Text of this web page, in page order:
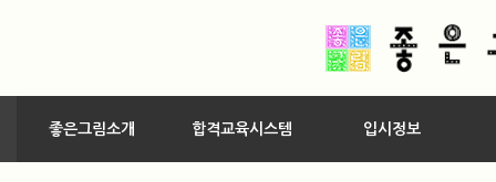
좋은그림소개 합격교육시스템 입시정보